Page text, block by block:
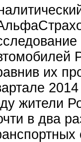
их
жители
в два